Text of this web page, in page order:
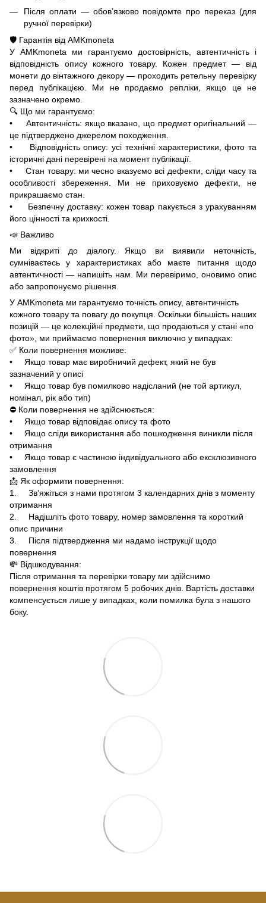
Після оплати — обов’язково повідомте про переказ (для
ручної перевірки)
🛡️ Гарантія від AMKmoneta
У AMKmoneta ми гарантуємо достовірність, автентичність і
відповідність опису кожного товару. Кожен предмет — від
монети до вінтажного декору — проходить ретельну перевірку
перед публікацією. Ми не продаємо репліки, якщо це не
зазначено окремо.
🔍 Що ми гарантуємо:
• Автентичність: якщо вказано, що предмет оригінальний —
це підтверджено джерелом походження.
• Відповідність опису: усі технічні характеристики, фото та
історичні дані перевірені на момент публікації.
• Стан товару: ми чесно вказуємо всі дефекти, сліди часу та
особливості збереження. Ми не приховуємо дефекти, не
прикрашаємо стан.
• Безпечну доставку: кожен товар пакується з урахуванням
його цінності та крихкості.
📣 Важливо
Ми відкриті до діалогу. Якщо ви виявили неточність,
сумніваєтесь у характеристиках або маєте питання щодо
автентичності — напишіть нам. Ми перевіримо, оновимо опис
або запропонуємо рішення.
У AMKmoneta ми гарантуємо точність опису, автентичність
кожного товару та повагу до покупця. Оскільки більшість наших
позицій — це колекційні предмети, що продаються у стані «по
фото», ми приймаємо повернення виключно у випадках:
✅ Коли повернення можливе:
• Якщо товар має виробничий дефект, який не був
зазначений у описі
• Якщо товар був помилково надісланий (не той артикул,
номінал, рік або тип)
⛔ Коли повернення не здійснюється:
• Якщо товар відповідає опису та фото
• Якщо сліди використання або пошкодження виникли після
отримання
• Якщо товар є частиною індивідуального або ексклюзивного
замовлення
📩 Як оформити повернення:
1. Зв’яжіться з нами протягом 3 календарних днів з моменту
отримання
2. Надішліть фото товару, номер замовлення та короткий
опис причини
3. Після підтвердження ми надамо інструкції щодо
повернення
💸 Відшкодування:
Після отримання та перевірки товару ми здійснимо
повернення коштів протягом 5 робочих днів. Вартість доставки
компенсується лише у випадках, коли помилка була з нашого
боку.